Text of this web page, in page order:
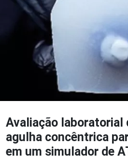
Avaliação laboratorial
agulha concêntrica
em um simulador de